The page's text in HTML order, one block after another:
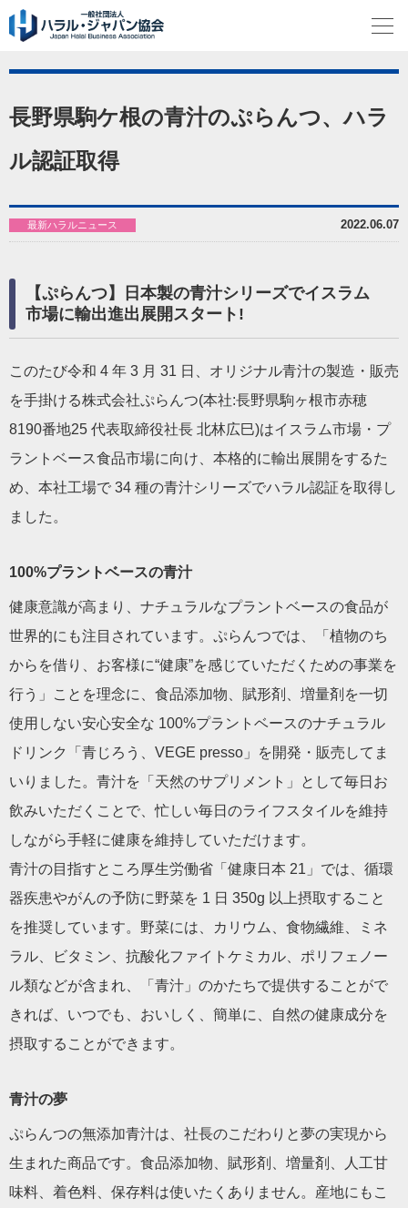
長野県駒ケ根の青汁のぷらんつ、ハラ
ル認証取得
2022.06.07
最新ハラルニュース
【ぷらんつ】日本製の青汁シリーズでイスラム
市場に輸出進出展開スタート!
このたび令和 4 年 3 月 31 日、オリジナル青汁の製造・販売
を手掛ける株式会社ぷらんつ(本社:長野県駒ヶ根市赤穂
8190番地25 代表取締役社長 北林広巳)はイスラム市場・プ
ラントベース食品市場に向け、本格的に輸出展開をするた
め、本社工場で 34 種の青汁シリーズでハラル認証を取得し
ました。
100%プラントベースの青汁
健康意識が高まり、ナチュラルなプラントベースの食品が
世界的にも注目されています。ぷらんつでは、「植物のち
からを借り、お客様に“健康”を感じていただくための事業を
行う」ことを理念に、食品添加物、賦形剤、増量剤を一切
使用しない安心安全な 100%プラントベースのナチュラル
ドリンク「青じろう、VEGE presso」を開発・販売してま
いりました。青汁を「天然のサプリメント」として毎日お
飲みいただくことで、忙しい毎日のライフスタイルを維持
しながら手軽に健康を維持していただけます。
青汁の目指すところ厚生労働省「健康日本 21」では、循環
器疾患やがんの予防に野菜を 1 日 350g 以上摂取すること
を推奨しています。野菜には、カリウム、食物繊維、ミネ
ラル、ビタミン、抗酸化ファイトケミカル、ポリフェノー
ル類などが含まれ、「青汁」のかたちで提供することがで
きれば、いつでも、おいしく、簡単に、自然の健康成分を
摂取することができます。
青汁の夢
ぷらんつの無添加青汁は、社長のこだわりと夢の実現から
生まれた商品です。食品添加物、賦形剤、増量剤、人工甘
味料、着色料、保存料は使いたくありません。産地にもこ